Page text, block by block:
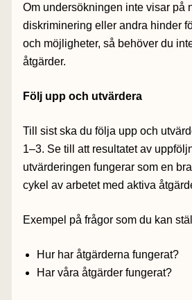
Om undersökningen inte visar på
diskriminering eller andra hinder
och möjligheter, så behöver du
åtgärder.
Följ upp och utvärdera
Till sist ska du följa upp och
1–3. Se till att resultatet av
utvärderingen fungerar som en
cykel av arbetet med aktiva
Exempel på frågor som du kan
Hur har åtgärderna fungerat?
Har våra åtgärder fungerat?